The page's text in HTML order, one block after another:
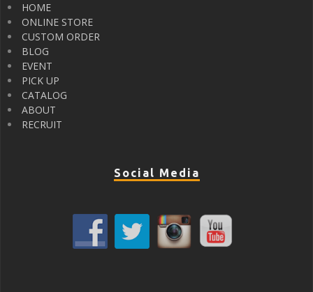
HOME
ONLINE STORE
CUSTOM ORDER
BLOG
EVENT
PICK UP
CATALOG
ABOUT
RECRUIT
Social Media